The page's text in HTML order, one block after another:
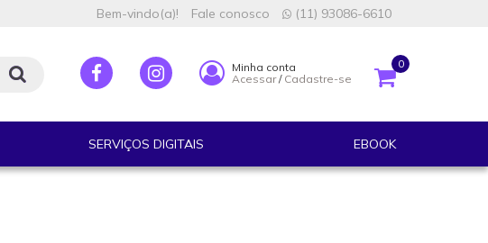
Bem-vindo(a)! Fale conosco (11) 93086-6610
Minha conta
Acessar/ Cadastre-se
0
SERVIÇOS DIGITAIS EBOOK